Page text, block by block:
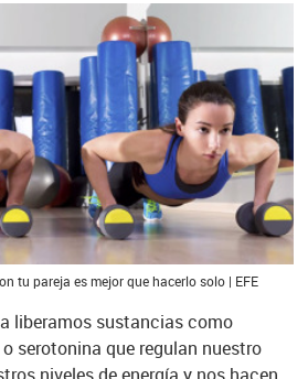
tu pareja es mejor que hacerlo solo | EFE
liberamos sustancias como
serotonina que regulan nuestro